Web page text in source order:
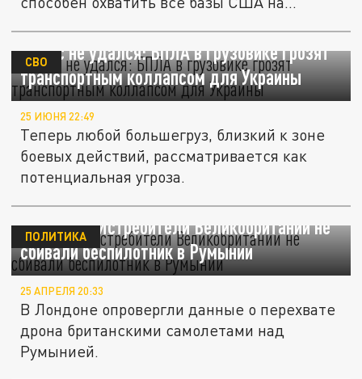
Фокус не удался: БПЛА в грузовике грозят
транспортным коллапсом для Украины
СВО
25 ИЮНЯ 22:49
Теперь любой большегруз, близкий к зоне
боевых действий, рассматривается как
потенциальная угроза.
Sky News: Истребители Великобритании не
сбивали беспилотник в Румынии
ПОЛИТИКА
25 АПРЕЛЯ 20:33
В Лондоне опровергли данные о перехвате
дрона британскими самолетами над
Румынией.